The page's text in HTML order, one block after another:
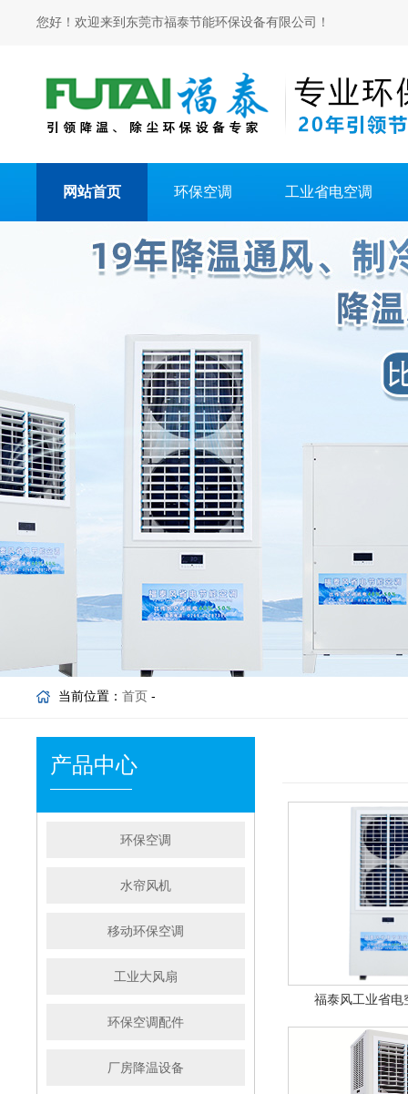
您好！欢迎来到东莞市福泰节能环保设备有限公司！
网站首页 环保空调 工业省电空调
当前位置： 首页 -
产品中心
环保空调
水帘风机
移动环保空调
工业大风扇
环保空调配件
厂房降温设备
福泰风工业省